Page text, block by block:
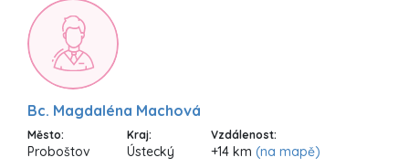
Bc. Magdaléna Machová
Město:
Proboštov
Kraj:
Ústecký
Vzdálenost:
+14 km (na mapě)